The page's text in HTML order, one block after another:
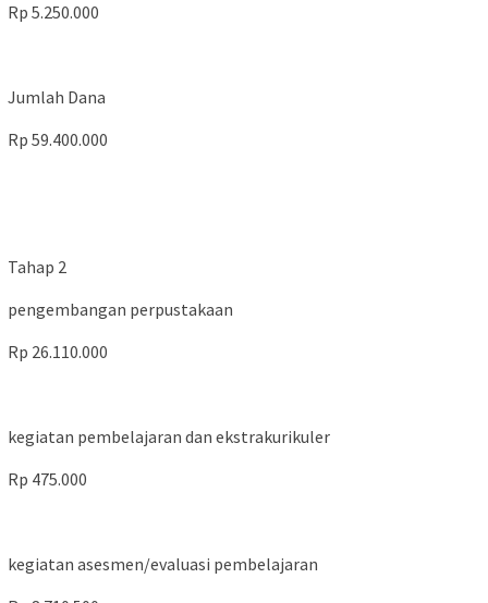
Rp 5.250.000
Jumlah Dana
Rp 59.400.000
Tahap 2
pengembangan perpustakaan
Rp 26.110.000
kegiatan pembelajaran dan ekstrakurikuler
Rp 475.000
kegiatan asesmen/evaluasi pembelajaran